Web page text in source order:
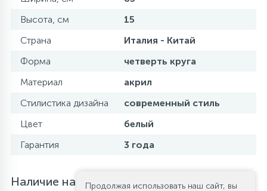
Высота, см
15
Страна
Италия - Китай
Форма
четверть круга
Материал
акрил
Стилистика дизайна
современный стиль
Цвет
белый
Гарантия
3 года
Наличие на складеПродолжая использовать наш сайт, вы